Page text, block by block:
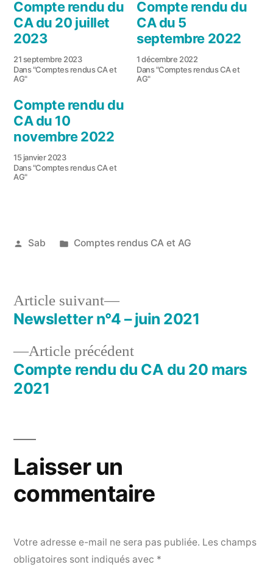
Compte rendu du
CA du 20 juillet
2023
21 septembre 2023
Dans "Comptes rendus CA et
AG"
Compte rendu du
CA du 5
septembre 2022
1 décembre 2022
Dans "Comptes rendus CA et
AG"
Compte rendu du
CA du 10
novembre 2022
15 janvier 2023
Dans "Comptes rendus CA et
AG"
Publié
Sab
2021
Publié
Comptes rendus CA et AG
Navigation
de
l’article
Article précédentArticle
précédent :
Compte rendu du CA du 20 mars
2021
Article suivant
Article
suivant :
Newsletter n°4 – juin 2021
Laisser un
commentaire
Votre adresse e-mail ne sera pas publiée. Les champs
obligatoires sont indiqués avec *